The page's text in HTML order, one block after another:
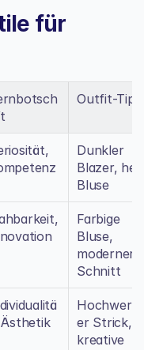
für
Outfit-Tipp
Dunkler
Blazer,
Bluse
Farbige
Bluse,
moderner
Schnitt
er Strick,
kreative